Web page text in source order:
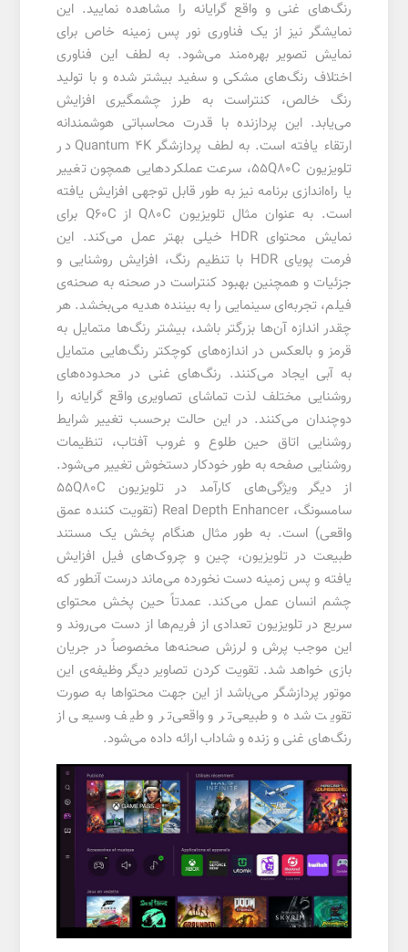
رنگ‌های غنی و واقع گرایانه را مشاهده نمایید. این
نمایشگر نیز از یک فناوری نور پس زمینه خاص برای
نمایش تصویر بهره‌مند می‌شود. به لطف این فناوری
اختلاف رنگ‌های مشکی و سفید بیشتر شده و با تولید
رنگ خالص، کنتراست به طرز چشمگیری افزایش
می‌یابد. این پردازنده با قدرت محاسباتی هوشمندانه
ارتقاء یافته است. به لطف پردازشگر Quantum 4K در
تلویزیون 55Q80C، سرعت عملکردهایی همچون تغییر
یا راه‌اندازی برنامه نیز به طور قابل توجهی افزایش یافته
است. به عنوان مثالتلویزیون Q80C
از Q60C برای
نمایش محتوایHDR خیلی بهتر عمل می‌کند. این
فرمت پویایHDR با تنظیم رنگ، افزایش روشنایی و
جزئیات و همچنین بهبود کنتراست در صحنه به صحنه‌ی
فیلم، تجربه‌ای سینمایی را به بیننده هدیه می‌بخشد. هر
چقدر اندازه آن‌ها بزرگتر باشد، بیشتر رنگ‌ها متمایل به
قرمز و بالعکس در اندازه‌های کوچکتر رنگ‌هایی متمایل
به آبی ایجاد می‌کنند. رنگ‌های غنی در محدوده‌های
روشنایی مختلف لذت تماشای تصاویری واقع گرایانه را
دوچندان می‌کنند. در این حالت برحسب تغییر شرایط
روشنایی اتاق حین طلوع و غروب آفتاب، تنظیمات
روشنایی صفحه به طور خودکار دستخوش تغییر می‌شود.
از دیگر ویژگی‌های کارآمد در تلویزیون 55Q80C
سامسونگ، Real Depth Enhancer (تقویت کننده عمق
واقعی) است. به طور مثال هنگام پخش یک مستند
طبیعت در تلویزیون، چین و چروک‌های فیل افزایش
یافته و پس زمینه دست نخورده می‌ماند درست آنطور که
چشم انسان عمل می‌کند. عمدتاً حین پخش محتوای
سریع در تلویزیون تعدادی از فریم‌ها از دست می‌روند و
این موجب پرش و لرزش صحنه‌ها مخصوصاً در جریان
بازی خواهد شد. تقویت کردن تصاویر دیگر وظیفه‌ی این
موتور پردازشگر می‌باشد از این جهت محتواها به صورت
تقویت شده و طبیعی‌تر و واقعی‌تر و طیف وسیعی از
رنگ‌های غنی و زنده و شاداب ارائه داده می‌شود.